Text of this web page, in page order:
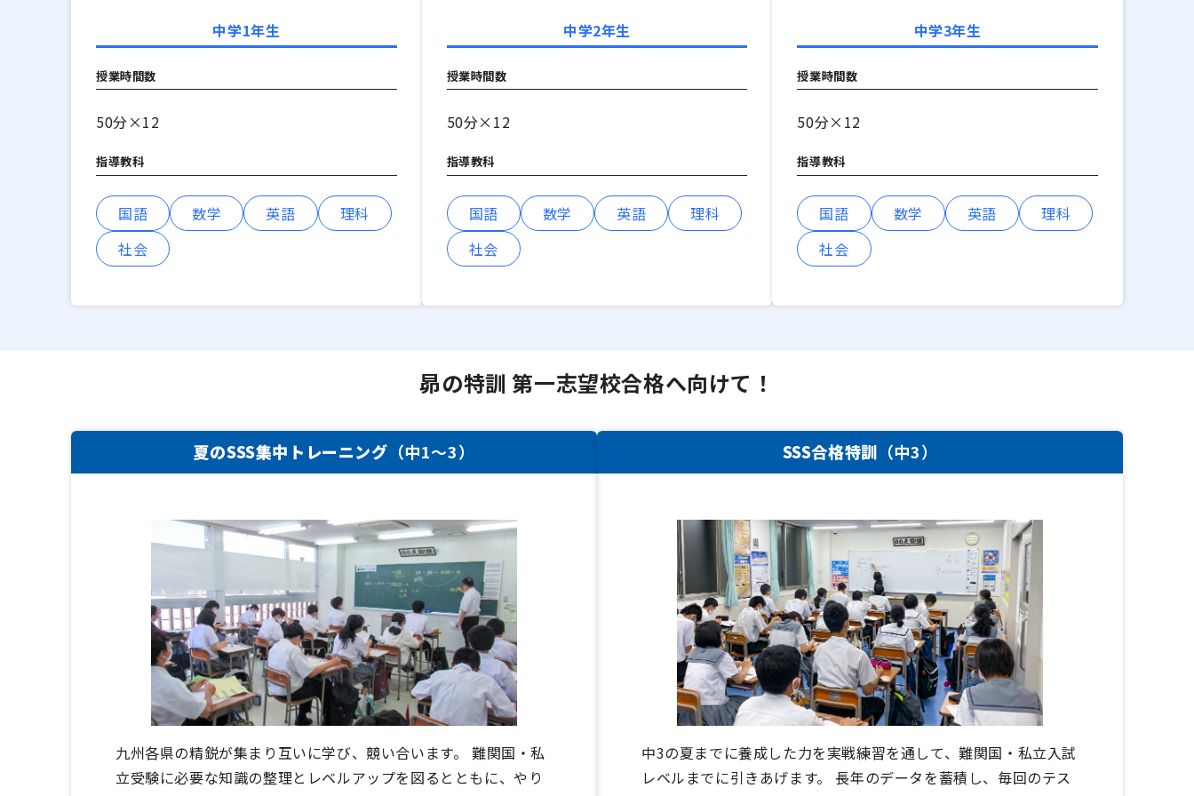
中学1年生
授業時間数
50分×12
指導教科
国語 数学 英語
理科
社会
中学2年生
授業時間数
50分×12
指導教科
国語 数学 英語
理科
社会
中学3年生
授業時間数
50分×12
指導教科
国語 数学 英語
理科
社会
昴の特訓 第一志望校合格へ向けて！
夏のSSS集中トレーニング （中1〜3）
九州各県の精鋭が集まり互いに学び、競い合います。 難関国・私
立受験に必要な知識の整理とレベルアップを図るとともに、やり
SSS合格特訓 （中3）
中3の夏までに養成した力を実戦練習を通して、難関国・私立入試
レベルまでに引きあげます。 長年のデータを蓄積し、毎回のテス